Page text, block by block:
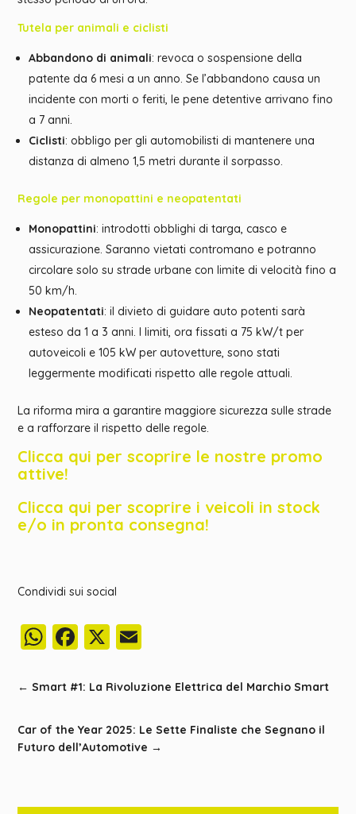
Tutela per animali e ciclisti
Abbandono di animali: revoca o sospensione della
patente da 6 mesi a un anno. Se l’abbandono causa un
incidente con morti o feriti, le pene detentive arrivano fino
a 7 anni.
Ciclisti: obbligo per gli automobilisti di mantenere una
distanza di almeno 1,5 metri durante il sorpasso.
Regole per monopattini e neopatentati
Monopattini: introdotti obblighi di targa, casco e
assicurazione. Saranno vietati contromano e potranno
circolare solo su strade urbane con limite di velocità fino a
50 km/h.
Neopatentati: il divieto di guidare auto potenti sarà
esteso da 1 a 3 anni. I limiti, ora fissati a 75 kW/t per
autoveicoli e 105 kW per autovetture, sono stati
leggermente modificati rispetto alle regole attuali.
La riforma mira a garantire maggiore sicurezza sulle strade
e a rafforzare il rispetto delle regole.
Clicca qui per scoprire le nostre promo
attive!
Clicca qui per scoprire i veicoli in stock
e/o in pronta consegna!
Condividi sui social
WhatsApp
Facebook
X
←Smart #1: La Rivoluzione Elettrica del Marchio Smart
Car of the Year 2025: Le Sette Finaliste che Segnano il
Futuro dell’Automotive →